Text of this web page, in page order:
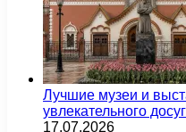
Лучшие музеи и
увлекательного
17.07.2026